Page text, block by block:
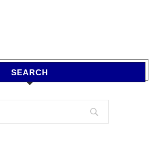
SEARCH